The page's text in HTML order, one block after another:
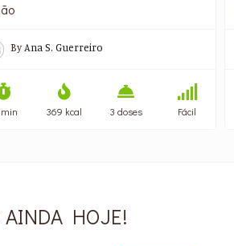
ByAna S. Guerreiro
min 369 kcal 3 doses Fácil
HOJE!